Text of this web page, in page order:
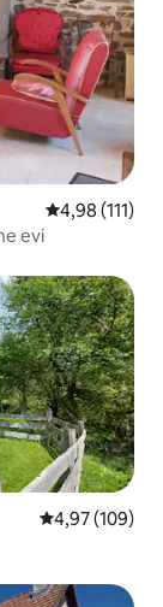
5 üzerinden
4,98 (111)
evi
5 üzerinden
4,97 (109)